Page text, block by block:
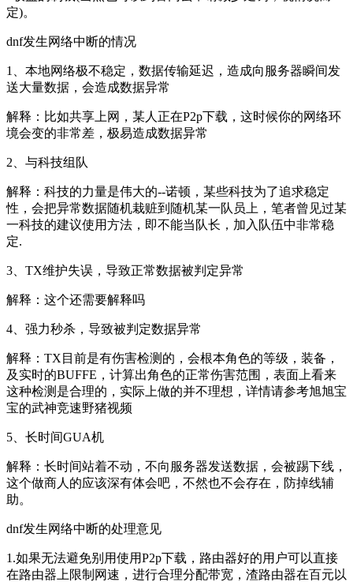
定)。
dnf发生网络中断的情况
1、本地网络极不稳定，数据传输延迟，造成向服务器瞬间发
送大量数据，会造成数据异常
解释：比如共享上网，某人正在P2p下载，这时候你的网络环
境会变的非常差，极易造成数据异常
2、与科技组队
解释：科技的力量是伟大的--诺顿，某些科技为了追求稳定
性，会把异常数据随机栽赃到随机某一队员上，笔者曾见过某
一科技的建议使用方法，即不能当队长，加入队伍中非常稳
定.
3、TX维护失误，导致正常数据被判定异常
解释：这个还需要解释吗
4、强力秒杀，导致被判定数据异常
解释：TX目前是有伤害检测的，会根本角色的等级，装备，
及实时的BUFFE，计算出角色的正常伤害范围，表面上看来
这种检测是合理的，实际上做的并不理想，详情请参考旭旭宝
宝的武神竞速野猪视频
5、长时间GUA机
解释：长时间站着不动，不向服务器发送数据，会被踢下线，
这个做商人的应该深有体会吧，不然也不会存在，防掉线辅
助。
dnf发生网络中断的处理意见
1.如果无法避免别用使用P2p下载，路由器好的用户可以直接
在路由器上限制网速，进行合理分配带宽，渣路由器在百元以